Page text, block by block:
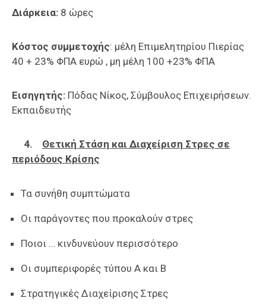
Διάρκεια: 8 ώρες
Κόστος συμμετοχής: μέλη Επιμελητηρίου Πιερίας
40 + 23% ΦΠΑ ευρώ , μη μέλη 100 +23% ΦΠΑ
Εισηγητής: Πόδας Νίκος, Σύμβουλος Επιχειρήσεων.
Εκπαιδευτής
4. Θετική Στάση και Διαχείριση Στρες σε
περιόδους Κρίσης
Τα συνήθη συμπτώματα
Οι παράγοντες που προκαλούν στρες
Ποιοι … κινδυνεύουν περισσότερο
Οι συμπεριφορές τύπου Α και Β
Στρατηγικές Διαχείρισης Στρες